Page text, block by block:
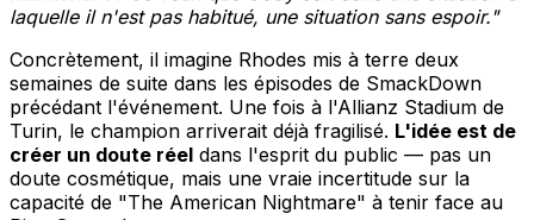
laquelle il n'est pas habitué, une situation sans espoir."
Concrètement, il imagine Rhodes mis à terre deux
semaines de suite dans les épisodes de SmackDown
précédant l'événement. Une fois à l'Allianz Stadium de
Turin, le champion arriverait déjà fragilisé. L'idée est de
créer un doute réel dans l'esprit du public — pas un
doute cosmétique, mais une vraie incertitude sur la
capacité de "The American Nightmare" à tenir face au